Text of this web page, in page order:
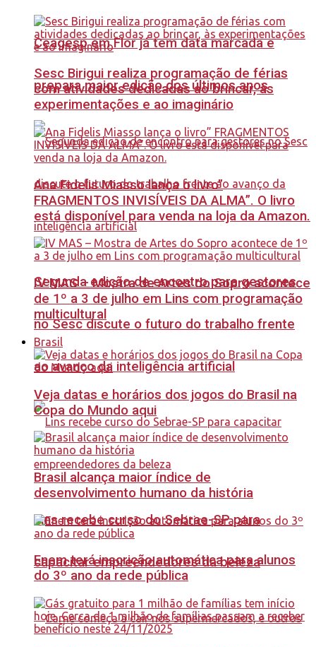
Ceagesp em Flor já tem data marcada e
prepara maior edição dos últimos anos
Segunda edição de encontro para gestores
no Sesc discute o futuro do trabalho frente
ao avanço da inteligência artificial
Lins recebe curso do Sebrae-SP para
capacitar empreendedores da beleza
Sesc Birigui realiza programação de férias
com atividades dedicadas ao brincar, às
experimentações e ao imaginário
Ana Fidelis Miasso lança o livro”
FRAGMENTOS INVISÍVEIS DA ALMA”. O livro
está disponível para venda na loja da Amazon.
IV MAS – Mostra de Artes do Sopro acontece
de 1º a 3 de julho em Lins com programação
multicultural
Brasil
Veja datas e horários dos jogos do Brasil na
Copa do Mundo aqui
Brasil alcança maior índice de
desenvolvimento humano da história
Enem terá inscrição automática para alunos
do 3º ano da rede pública